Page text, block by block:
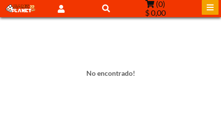
(0)
$ 0,00
No encontrado!